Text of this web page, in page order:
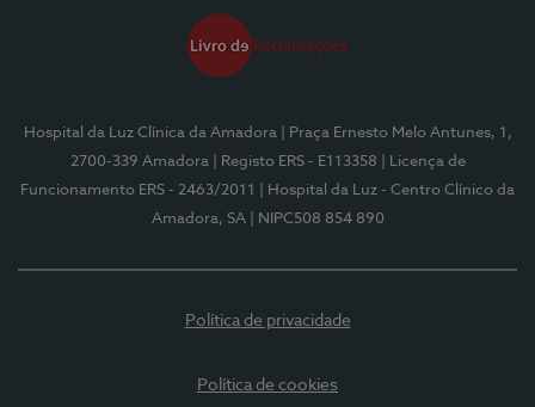
Hospital da Luz Clínica da Amadora
| Praça Ernesto Melo Antunes, 1,
2700-339 Amadora
| Registo ERS - E113358
| Licença de
Funcionamento ERS - 2463/2011
| Hospital da Luz - Centro Clínico da
Amadora, SA
| NIPC508 854 890
Política de privacidade
Política de cookies